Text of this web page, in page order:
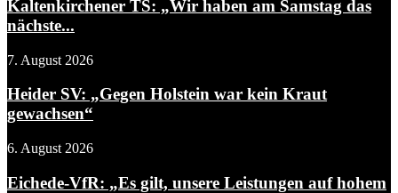
Kaltenkirchener TS: „Wir haben am Samstag das
nächste...
7. August 2026
Heider SV: „Gegen Holstein war kein Kraut
gewachsen“
6. August 2026
Eichede-VfR: „Es gilt, unsere Leistungen auf hohem